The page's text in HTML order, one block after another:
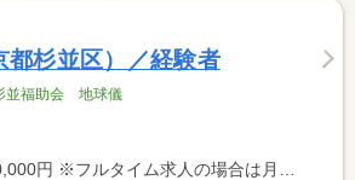
都杉並区）／経験者
並福助会 地球儀
人の場合は月額（換算額）、パート求人の場合は時間額を表示しています。